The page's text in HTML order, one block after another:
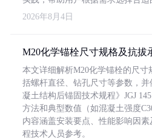
2026年8月4日
M20化学锚栓尺寸规格及抗拔
本文详细解析M20化学锚栓的尺寸
括螺杆直径、钻孔尺寸等参数，
凝土结构后锚固技术规程》JGJ
方法和典型数值（如混凝土强度
内容涵盖安装要点、性能影响因
程技术人员参考。